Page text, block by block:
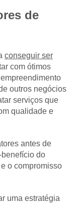
de
conseguir ser
com ótimos
outros negócios
serviços que
qualidade e
antes de
benefício do
o compromisso
uma estratégia